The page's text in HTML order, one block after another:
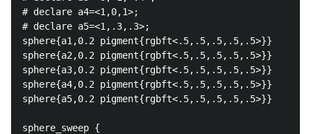
# declare a4=<1,0,1>;
# declare a5=<1,.3,.3>;
sphere{a1,0.2 pigment{rgbft<.5,.5,.5,.5,.5>}}
sphere{a2,0.2 pigment{rgbft<.5,.5,.5,.5,.5>}}
sphere{a3,0.2 pigment{rgbft<.5,.5,.5,.5,.5>}}
sphere{a4,0.2 pigment{rgbft<.5,.5,.5,.5,.5>}}
sphere{a5,0.2 pigment{rgbft<.5,.5,.5,.5,.5>}}
sphere_sweep {